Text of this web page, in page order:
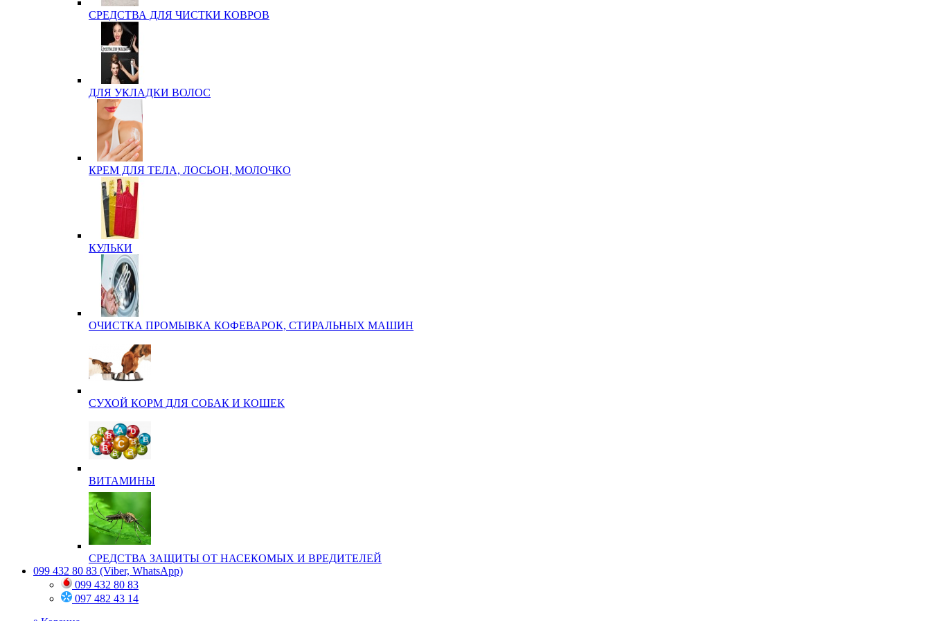
СРЕДСТВА ДЛЯ ЧИСТКИ КОВРОВ
ДЛЯ УКЛАДКИ ВОЛОС
КРЕМ ДЛЯ ТЕЛА, ЛОСЬОН, МОЛОЧКО
КУЛЬКИ
ОЧИСТКА ПРОМЫВКА КОФЕВАРОК, СТИРАЛЬНЫХ МАШИН
СУХОЙ КОРМ ДЛЯ СОБАК И КОШЕК
ВИТАМИНЫ
СРЕДСТВА ЗАЩИТЫ ОТ НАСЕКОМЫХ И ВРЕДИТЕЛЕЙ
099 432 80 83 (Viber, WhatsApp)
099 432 80 83
097 482 43 14